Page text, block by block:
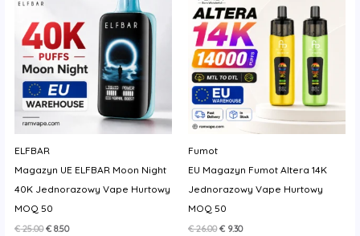
ELFBAR
Magazyn UE ELFBAR Moon Night
40K Jednorazowy Vape Hurtowy
MOQ 50
€25.00Pierwotna
€ 8.50Aktualna
Fumot
EU Magazyn Fumot Altera 14K
Jednorazowy Vape Hurtowy
MOQ 50
€26.00 Pierwotna
€ 9.30Aktualna